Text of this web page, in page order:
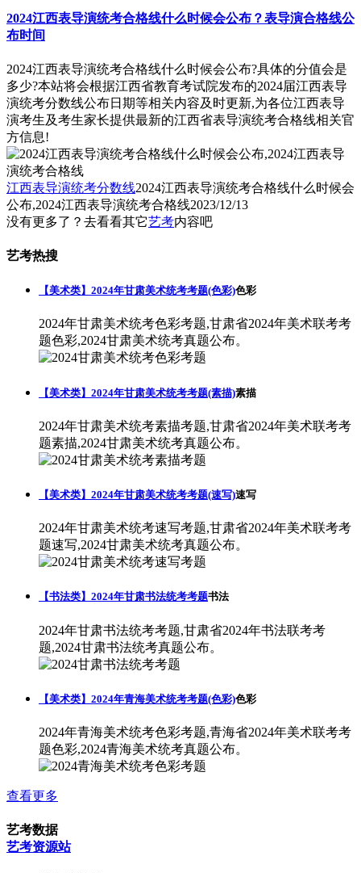
2024江西表导演统考合格线什么时候会公布？表导演合格线公
布时间
2024江西表导演统考合格线什么时候会公布?具体的分值会是
多少?本站将会根据江西省教育考试院发布的2024届江西表导
演统考分数线公布日期等相关内容及时更新,为各位江西表导
演考生及考生家长提供最新的江西省表导演统考合格线相关官
方信息!
江西表导演统考分数线2024江西表导演统考合格线什么时候会
公布,2024江西表导演统考合格线2023/12/13
没有更多了？去看看其它艺考内容吧
艺考热搜
【美术类】2024年甘肃美术统考考题(色彩)色彩
2024年甘肃美术统考色彩考题,甘肃省2024年美术联考考
题色彩,2024甘肃美术统考真题公布。
【美术类】2024年甘肃美术统考考题(素描)素描
2024年甘肃美术统考素描考题,甘肃省2024年美术联考考
题素描,2024甘肃美术统考真题公布。
【美术类】2024年甘肃美术统考考题(速写)速写
2024年甘肃美术统考速写考题,甘肃省2024年美术联考考
题速写,2024甘肃美术统考真题公布。
【书法类】2024年甘肃书法统考考题书法
2024年甘肃书法统考考题,甘肃省2024年书法联考考
题,2024甘肃书法统考真题公布。
【美术类】2024年青海美术统考考题(色彩)色彩
2024年青海美术统考色彩考题,青海省2024年美术联考考
题色彩,2024青海美术统考真题公布。
查看更多
艺考数据
艺考资源站